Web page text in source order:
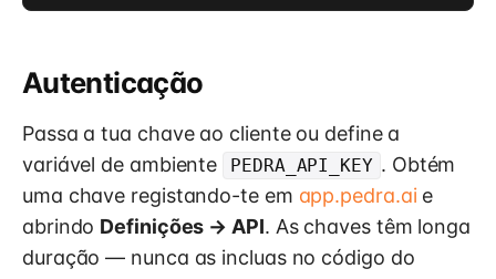
Autenticação
Passa a tua chave ao cliente ou define a
variável de ambiente
PEDRA_API_KEY . Obtém
uma chave registando-te em app.pedra.ai e
abrindo Definições → API. As chaves têm longa
duração — nunca as incluas no código do